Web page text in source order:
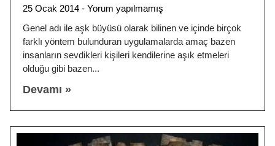
25 Ocak 2014
Yorum yapılmamış
Genel adı ile aşk büyüsü olarak bilinen ve içinde birçok
farklı yöntem bulunduran uygulamalarda amaç bazen
insanların sevdikleri kişileri kendilerine aşık etmeleri
olduğu gibi bazen
Devamı »